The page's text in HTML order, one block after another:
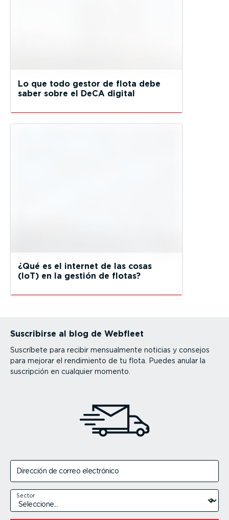
Lo que todo gestor de flota debe
saber sobre el DeCA digital
¿Qué es el internet de las cosas
(IoT) en la gestión de flotas?
Suscribirse al blog de Webfleet
Suscríbete para recibir mensualmente noticias y consejos
para mejorar el rendimiento de tu flota. Puedes anular la
suscripción en cualquier momento.
Dirección de correo electrónico
Sector